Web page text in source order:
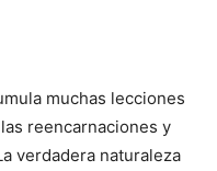
muchas lecciones
reencarnaciones y
verdadera naturaleza